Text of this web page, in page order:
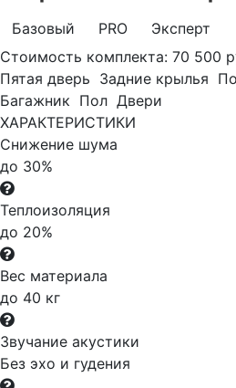
Базовый PRO
Эксперт
Стоимость комплекта: 70 500
Пятая дверь Задние крылья
Багажник Пол Двери
ХАРАКТЕРИСТИКИ
Снижение шума
до 30%
Теплоизоляция
до 20%
Вес материала
до 40 кг
Звучание акустики
Без эхо и гудения